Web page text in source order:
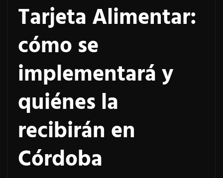
Tarjeta Alimentar:
cómo se
implementará y
quiénes la
recibirán en
Córdoba